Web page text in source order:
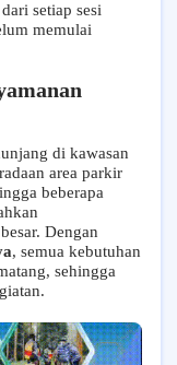
setiap sesi
memulai
di kawasan
area parkir
beberapa
Dengan
, semua kebutuhan
sehingga